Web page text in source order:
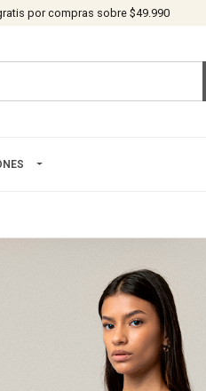
por compras sobre $49.990